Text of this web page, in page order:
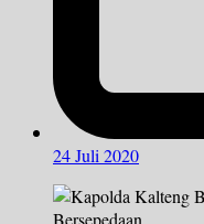
24 Juli 2020